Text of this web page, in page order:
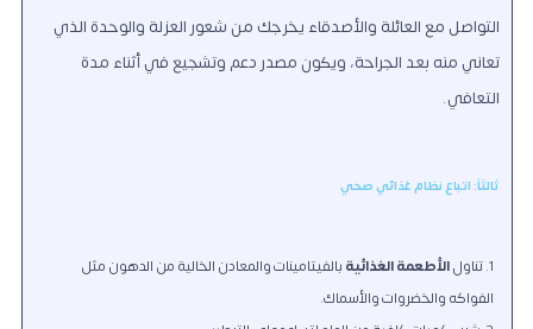
التواصل مع العائلة والأصدقاء يخرجك من شعور العزلة والوحدة الذي
تعاني منه بعد الجراحة، ويكون مصدر دعم وتشجيع في أثناء مدة
التعافي.
ثالثاً: اتباع نظام غذائي صحي
تناولالأطعمة الغذائيةبالفيتامينات والمعادن الخالية من الدهون مثل
الفواكه والخضروات والأسماك.